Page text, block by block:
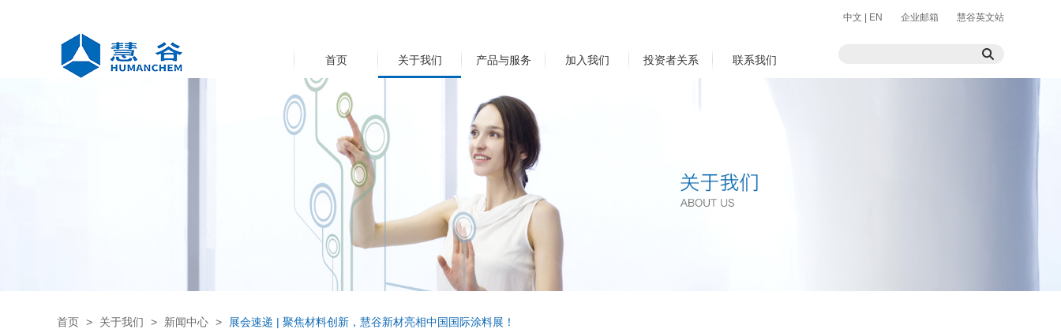
中文 EN 企业邮箱 慧谷英文站
首页 关于我们 产品与服务 加入我们 投资者关系 联系我们
首页 关于我们 新闻中心 展会速递 | 聚焦材料创新，慧谷新材亮相中国国际涂料展！